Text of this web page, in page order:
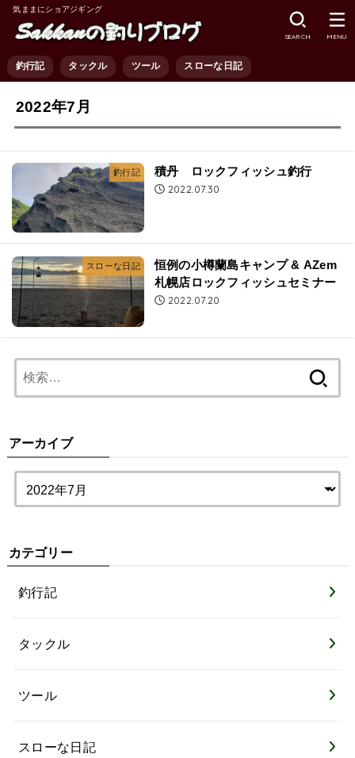
気ままにショアジギング
釣行記 タックル ツール スローな日記
SEARCH MENU
2022年7月
釣行記
積丹 ロックフィッシュ釣行
2022.07.30
スローな日記
恒例の小樽蘭島キャンプ & AZem
札幌店ロックフィッシュセミナー
2022.07.20
索:
アーカイブ
カテゴリー
釣行記
タックル
ツール
スローな日記